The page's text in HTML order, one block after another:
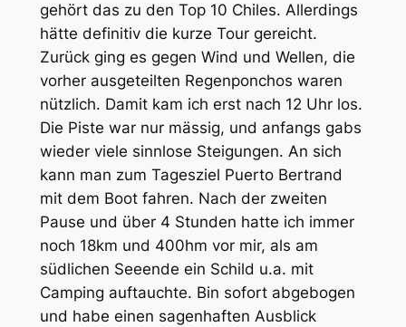
gehört das zu den Top 10 Chiles. Allerdings
hätte definitiv die kurze Tour gereicht.
Zurück ging es gegen Wind und Wellen, die
vorher ausgeteilten Regenponchos waren
nützlich. Damit kam ich erst nach 12 Uhr los.
Die Piste war nur mässig, und anfangs gabs
wieder viele sinnlose Steigungen. An sich
kann man zum Tagesziel Puerto Bertrand
mit dem Boot fahren. Nach der zweiten
Pause und über 4 Stunden hatte ich immer
noch 18km und 400hm vor mir, als am
südlichen Seeende ein Schild u.a. mit
Camping auftauchte. Bin sofort abgebogen
und habe einen sagenhaften Ausblick